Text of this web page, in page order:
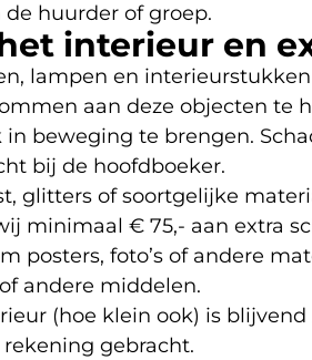
huurder of groep.
interieur en
lampen en
aan deze objecten te
in beweging te brengen.
bij de hoofdboeker.
glitters of soortgelijke
minimaal € 75,- aan extra
posters, foto’s of andere
andere middelen.
(hoe klein ook) is
gebracht.